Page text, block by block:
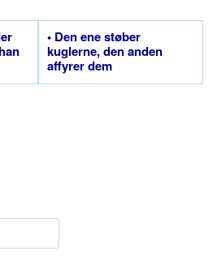
• Den ene støber
kuglerne, den anden
affyrer dem